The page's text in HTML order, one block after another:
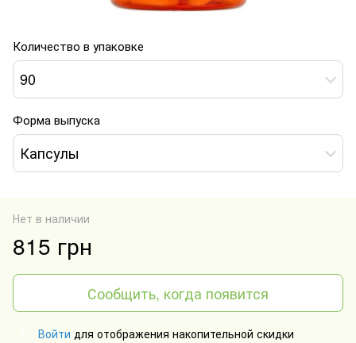
Количество в упаковке
90
Форма выпуска
Капсулы
Нет в наличии
815 грн
Сообщить, когда появится
Войти для отображения накопительной скидки